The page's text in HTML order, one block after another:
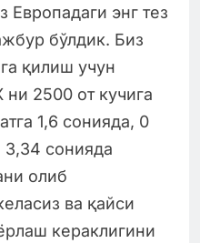
Европадаги энг тез
бўлдик. Биз
қилиш учун
ни 2500 от кучига
1,6 сонияда, 0
3,34 сонияда
олиб
ва қайси
кераклигини